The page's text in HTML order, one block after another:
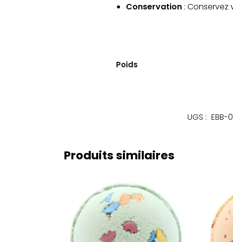
Conservation: Conservez
Poids
UGS : EBB-
Produits similaires